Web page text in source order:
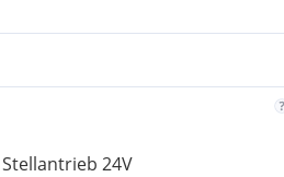
Stellantrieb 24V